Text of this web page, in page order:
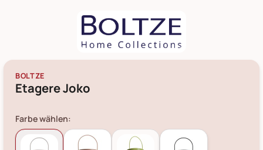
BOLTZE
Etagere Joko
Farbe wählen: